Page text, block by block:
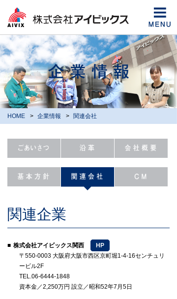
HOME 企業情報 関連会社
関連企業
株式会社アイビックス関西
HP
〒550-0003 大阪府大阪市西区京町堀1-4-16センチュリ
ービル2F
TEL.06-6444-1848
資本金／2,250万円 設立／昭和52年7月5日